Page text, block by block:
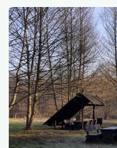
Лічильники циклів
Ostrzeżenia
Цікаві місця
Гастрономія
інформація для